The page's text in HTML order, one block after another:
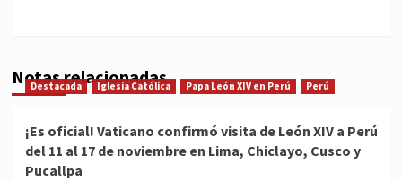
Notas relacionadas
Destacada Iglesia Católica Papa León XIV en Perú Perú
¡Es oficial! Vaticano confirmó visita de León XIV a Perú
del 11 al 17 de noviembre en Lima, Chiclayo, Cusco y
Pucallpa